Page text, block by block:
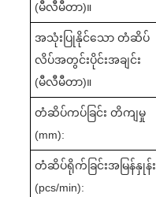
(မီလီမီတာ)။
အသုံးပြုနိုင်သော တံဆိပ်
လိပ်အတွင်းပိုင်းအချင်း
(မီလီမီတာ)။
တံဆိပ်ကပ်ခြင်း တိကျမှု
(mm):
တံဆိပ်ရိုက်ခြင်းအမြန်နှုန်း
(pcs/min):